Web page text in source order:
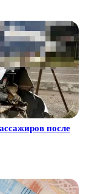
после